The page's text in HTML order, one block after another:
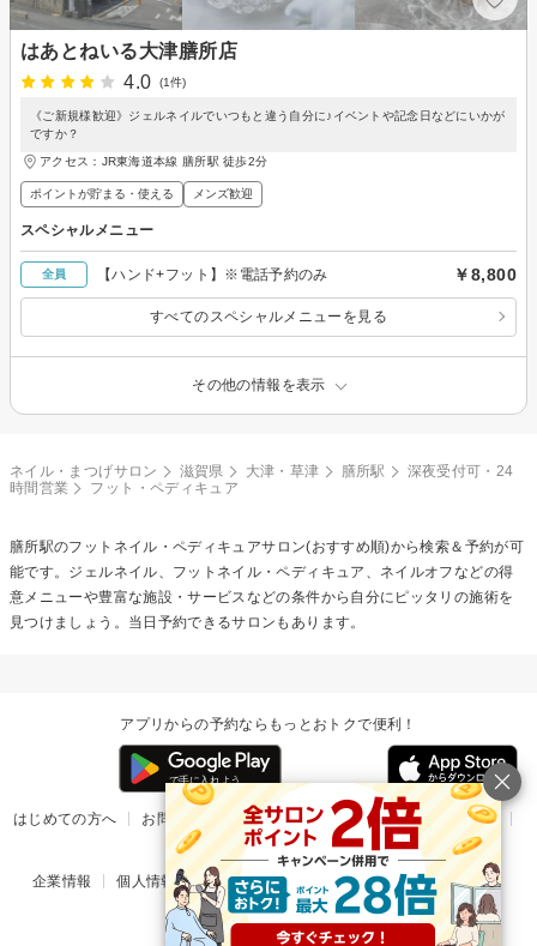
はあとねいる大津膳所店
4.0
(1件)
《ご新規様歓迎》ジェルネイルでいつもと違う自分に♪イベントや記念日などにいかが
ですか？
アクセス：JR東海道本線 膳所駅 徒歩2分
ポイントが貯まる・使える メンズ歓迎
スペシャルメニュー
全員 【ハンド+フット】※電話予約のみ ￥8,800
すべてのスペシャルメニューを見る
その他の情報を表示
ネイル・まつげサロン 滋賀県 大津・草津 膳所駅
深夜受付可・24
時間営業
フット・ペディキュア
膳所駅のフットネイル・ペディキュアサロン(おすすめ順)から検索＆予約が可
能です。ジェルネイル、フットネイル・ペディキュア、ネイルオフなどの得
意メニューや豊富な施設・サービスなどの条件から自分にピッタリの施術を
見つけましょう。当日予約できるサロンもあります。
アプリからの予約ならもっとおトクで便利！
はじめての方へ お問い合わせ ヘルプ リリース情報
利用規約
掲載ご希望のサロン様
企業情報 個人情報保護方針 楽天のサービス一覧 アプリ一覧
© Rakuten Group, Inc.